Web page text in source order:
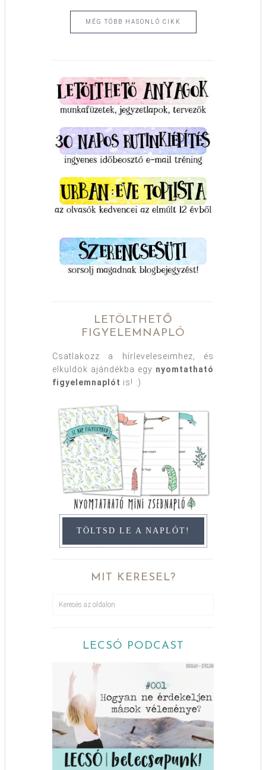
MÉG TÖBB HASONLÓ CIKK
LETÖLTHETŐ
FIGYELEMNAPLÓ
Csatlakozz a hírleveleseimhez, és
elküldök ajándékba egy nyomtatható
figyelemnaplót is! :)
TÖLTSD LE A NAPLÓT!
MIT KERESEL?
LECSÓ PODCAST